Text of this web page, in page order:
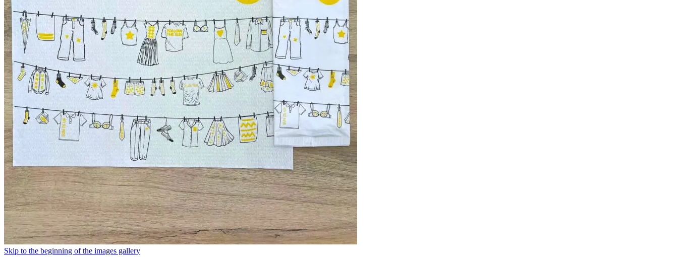
Skip to the beginning of the images gallery